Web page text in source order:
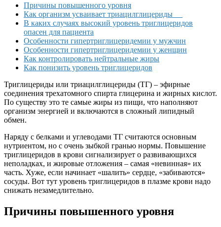
Причины повышенного уровня
Как организм усваивает триацилглицериды
В каких случаях высокий уровень триглицеридов
опасен для пациента
Особенности гипертриглицеридемии у мужчин
Особенности гипертриглицеридемии у женщин
Как контролировать нейтральные жиры
Как понизить уровень триглицеридов
Триглицериды или триацилглицериды (ТГ) – эфирные
соединения трехатомного спирта глицерина и жирных кислот.
По существу это те самые жиры из пищи, что наполняют
организм энергией и включаются в сложный липидный
обмен.
Наряду с белками и углеводами ТГ считаются основным
нутриентом, но с очень зыбкой гранью нормы. Повышение
триглицеридов в крови сигнализирует о развивающихся
неполадках, и жировые отложения – самая «невинная» их
часть. Хуже, если начинает «шалить» сердце, «забиваются»
сосуды. Вот тут уровень триглицеридов в плазме крови надо
снижать незамедлительно.
Причины повышенного уровня